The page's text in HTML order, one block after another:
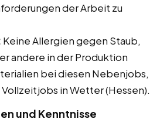
der Arbeit zu
Keine Allergien gegen Staub,
andere in der Produktion
bei diesen Nebenjobs,
in Wetter (Hessen).
und Kenntnisse